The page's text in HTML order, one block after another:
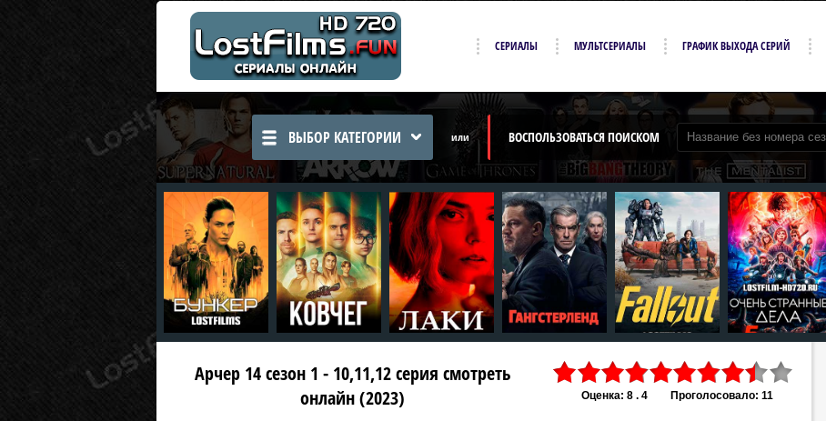
СЕРИАЛЫ МУЛЬТСЕРИАЛЫ ГРАФИК ВЫХОДА СЕРИЙ
ВЫБОР КАТЕГОРИИ или ВОСПОЛЬЗОВАТЬСЯ ПОИСКОМ
Оценка: 8 . 4 Проголосовало: 11
Арчер 14 сезон 1 - 10,11,12 серия смотреть
онлайн (2023)